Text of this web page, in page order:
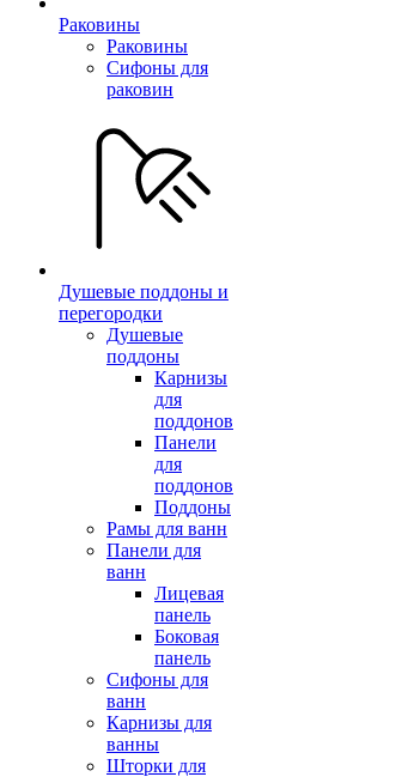
Раковины
Раковины
Сифоны для
раковин
Душевые поддоны и
перегородки
Душевые
поддоны
Карнизы
для
поддонов
Панели
для
поддонов
Поддоны
Рамы для ванн
Панели для
ванн
Лицевая
панель
Боковая
панель
Сифоны для
ванн
Карнизы для
ванны
Шторки для